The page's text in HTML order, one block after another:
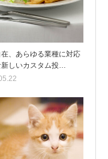
、あらゆる業種に対応
しいカスタム投…